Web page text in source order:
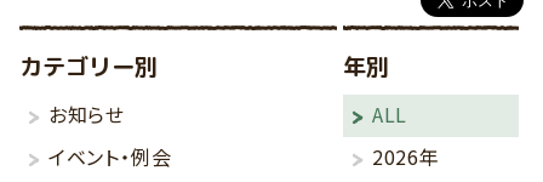
カテゴリー別
お知らせ
イベント・例会
年別
ALL
2026年